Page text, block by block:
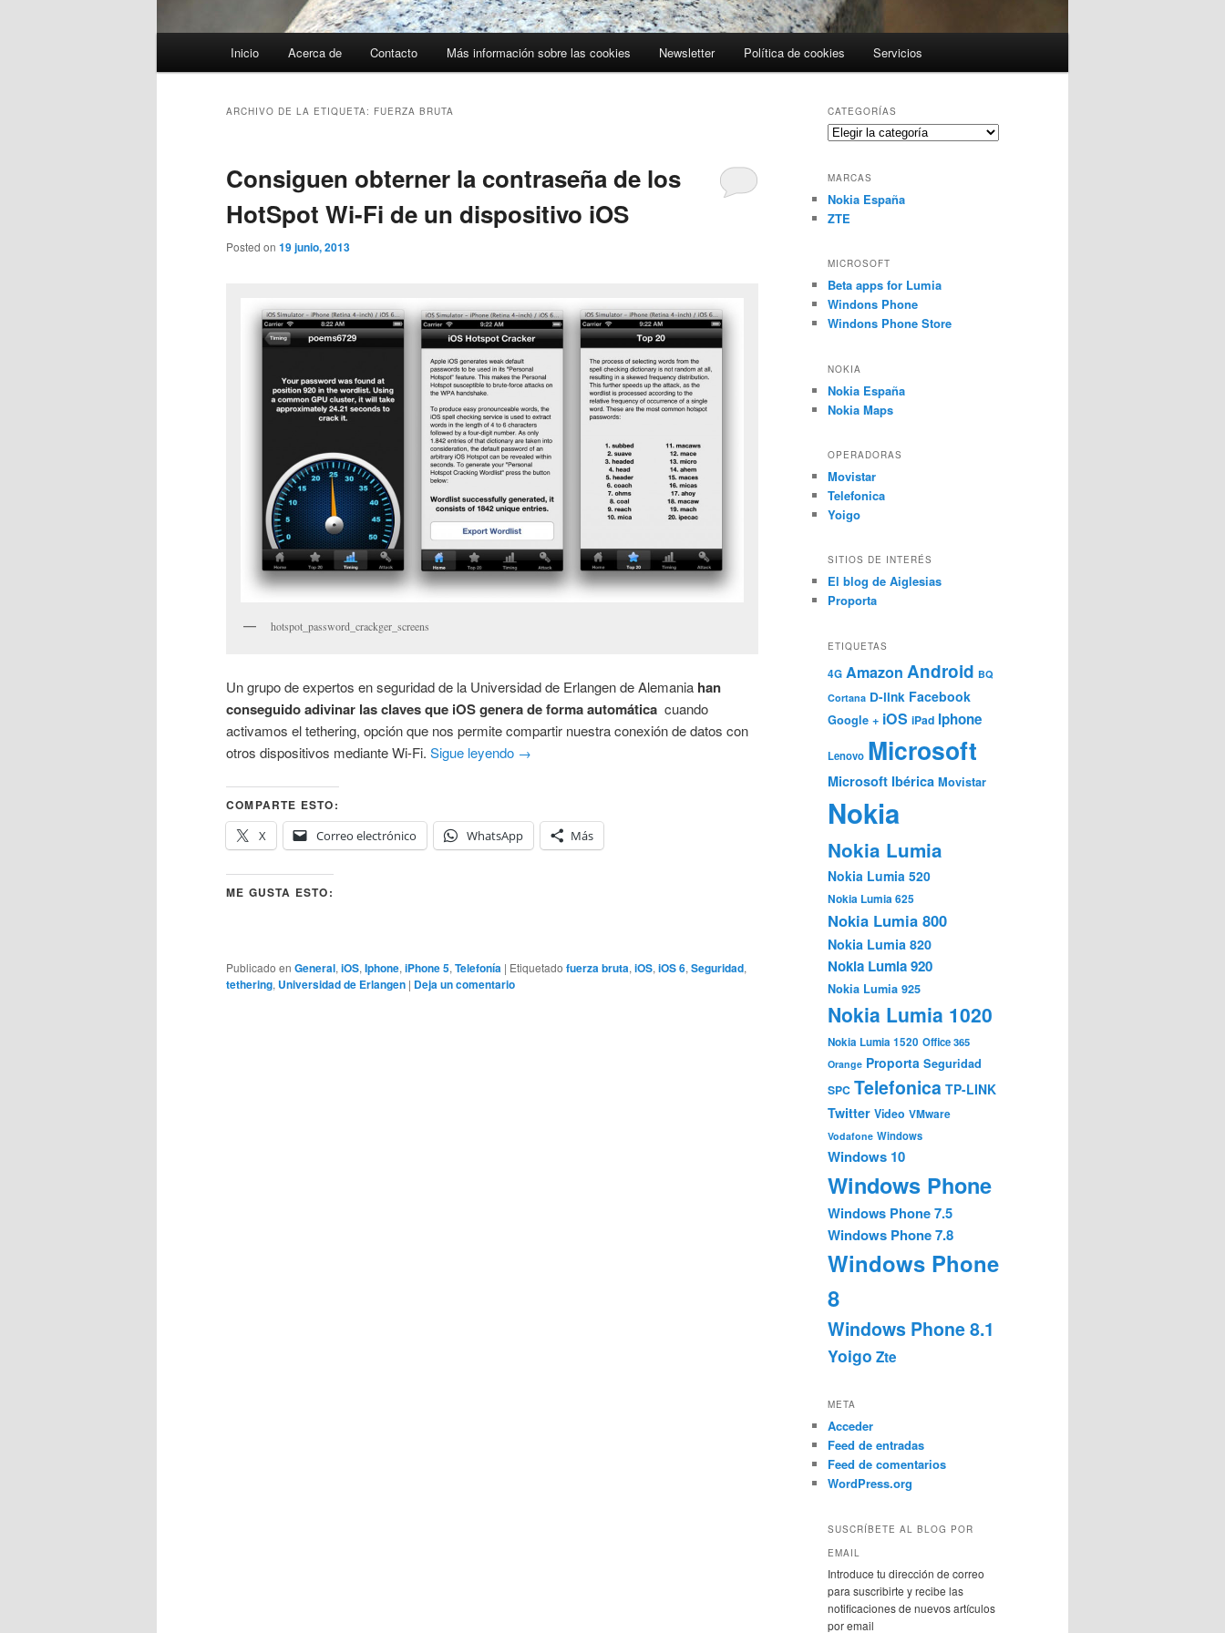
Inicio Acerca de Contacto Más información sobre las cookies Newsletter Política de cookies Servicios
ARCHIVO DE LA ETIQUETA: FUERZA BRUTA
Consiguen obterner la contraseña de los
HotSpot Wi-Fi de un dispositivo iOS
Posted on 19 junio, 2013
hotspot_password_crackger_screens
Un grupo de expertos en seguridad de la Universidad de Erlangen de Alemania han
conseguido adivinar las claves que iOS genera de forma automática cuando
activamos el tethering, opción que nos permite compartir nuestra conexión de datos con
otros dispositivos mediante Wi-Fi. Sigue leyendo →
COMPARTE ESTO:
X
Correo electrónico WhatsApp Más
ME GUSTA ESTO:
Publicado en General, iOS, Iphone, iPhone 5, Telefonía | Etiquetado fuerza bruta, iOS, iOS 6, Seguridad,
tethering, Universidad de Erlangen | Deja un comentario
CATEGORÍAS
Categorías
MARCAS
Nokia España
ZTE
MICROSOFT
Beta apps for Lumia
Windons Phone
Windons Phone Store
NOKIA
Nokia España
Nokia Maps
OPERADORAS
Movistar
Telefonica
Yoigo
SITIOS DE INTERÉS
El blog de Aiglesias
Proporta
ETIQUETAS
4G Amazon Android BQ
Cortana D-link Facebook
Google + iOS iPad Iphone
Lenovo Microsoft
Microsoft Ibérica Movistar
Nokia
Nokia Lumia
Nokia Lumia 520
Nokia Lumia 625
Nokia Lumia 800
Nokia Lumia 820
Nokia Lumia 920
Nokia Lumia 925
Nokia Lumia 1020
Nokia Lumia 1520 Office 365
Orange Proporta Seguridad
SPC Telefonica TP-LINK
Twitter Video VMware
Vodafone Windows
Windows 10
Windows Phone
Windows Phone 7.5
Windows Phone 7.8
Windows Phone
8
Windows Phone 8.1
Yoigo Zte
META
Acceder
Feed de entradas
Feed de comentarios
WordPress.org
SUSCRÍBETE AL BLOG POR
EMAIL
Introduce tu dirección de correo
para suscribirte y recibe las
notificaciones de nuevos artículos
por email